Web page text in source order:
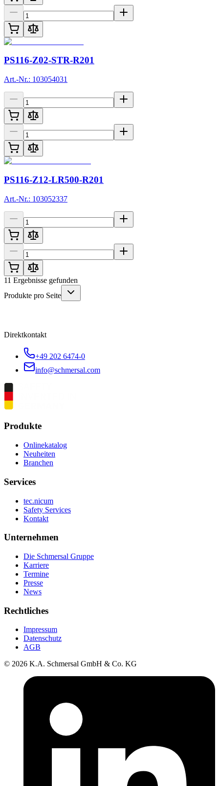
PS116-Z02-STR-R201
Art.-Nr.: 103054031
PS116-Z12-LR500-R201
Art.-Nr.: 103052337
11 Ergebnisse gefunden
Produkte pro Seite
Direktkontakt
+49 202 6474-0
info@schmersal.com
Produkte
Onlinekatalog
Neuheiten
Branchen
Services
tec.nicum
Safety Services
Kontakt
Unternehmen
Die Schmersal Gruppe
Karriere
Termine
Presse
News
Rechtliches
Impressum
Datenschutz
AGB
© 2026 K.A. Schmersal GmbH & Co. KG